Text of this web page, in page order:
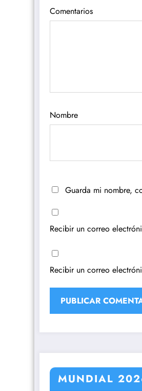
Comentarios
Nombre
Guarda mi nombre,
Recibir un correo
Recibir un correo
MUNDIAL